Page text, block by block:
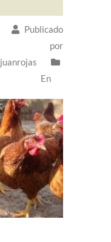
Publicado
por
juanrojas
En